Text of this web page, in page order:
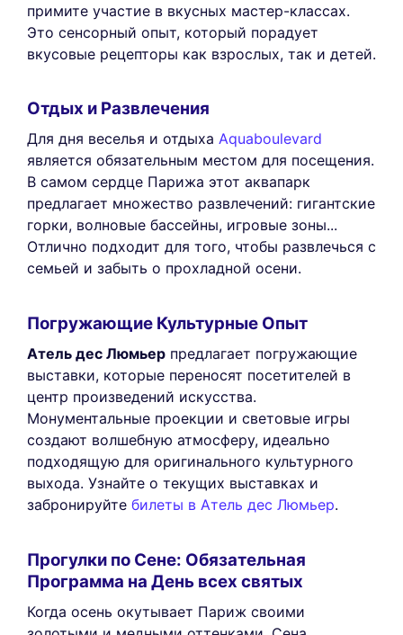
примите участие в вкусных мастер-классах.
Это сенсорный опыт, который порадует
вкусовые рецепторы как взрослых, так и детей.
Отдых и Развлечения
Для дня веселья и отдыха Aquaboulevard
является обязательным местом для посещения.
В самом сердце Парижа этот аквапарк
предлагает множество развлечений: гигантские
горки, волновые бассейны, игровые зоны...
Отлично подходит для того, чтобы развлечься с
семьей и забыть о прохладной осени.
Погружающие Культурные Опыт
Атель дес Люмьер предлагает погружающие
выставки, которые переносят посетителей в
центр произведений искусства.
Монументальные проекции и световые игры
создают волшебную атмосферу, идеально
подходящую для оригинального культурного
выхода. Узнайте о текущих выставках и
забронируйте билеты в Атель дес Люмьер.
Прогулки по Сене: Обязательная
Программа на День всех святых
Когда осень окутывает Париж своими